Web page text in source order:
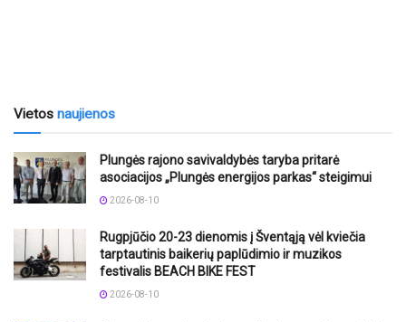
Vietos naujienos
Plungės rajono savivaldybės taryba pritarė
asociacijos „Plungės energijos parkas“ steigimui
2026-08-10
Rugpjūčio 20-23 dienomis į Šventąją vėl kviečia
tarptautinis baikerių paplūdimio ir muzikos
festivalis BEACH BIKE FEST
2026-08-10